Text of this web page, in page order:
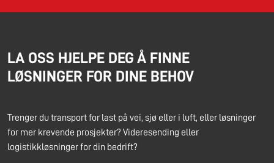
LA OSS HJELPE DEG Å FINNE
LØSNINGER FOR DINE BEHOV
Trenger du transport for last på vei, sjø eller i luft, eller løsninger
for mer krevende prosjekter? Videresending eller
logistikkløsninger for din bedrift?